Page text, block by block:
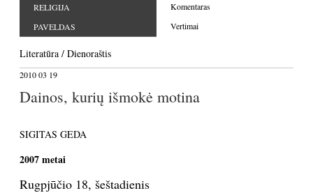
RELIGIJA
PAVELDAS
Komentaras
Vertimai
Literatūra / Dienoraštis
2010 03 19
Dainos, kurių išmokė motina
SIGITAS GEDA
2007 metai
Rugpjūčio 18, šeštadienis